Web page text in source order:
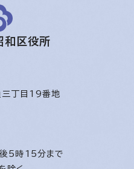
和区役所
三丁目19番地
5時15分まで